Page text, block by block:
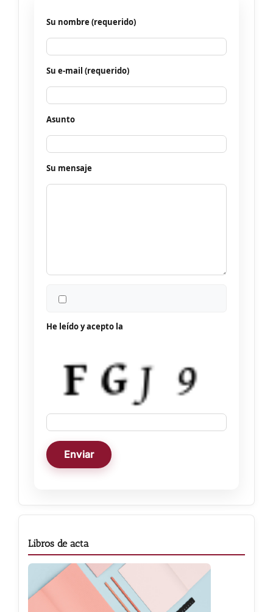
Su nombre (requerido)
Su e-mail (requerido)
Asunto
Su mensaje
He leído y acepto la
Libros de acta